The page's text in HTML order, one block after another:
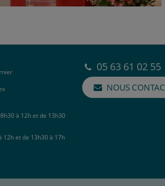
à 12h et de 13h30
12h et de 13h30 à 17h
05 63 61 02 55
NOUS
mail*